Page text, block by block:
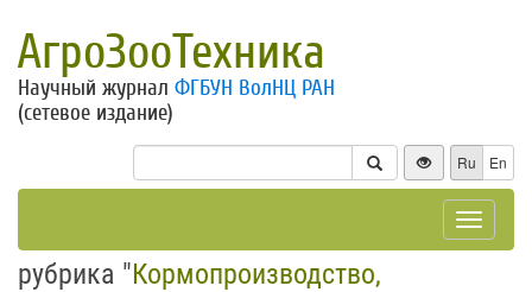
АгроЗооТехника
Научный журнал ФГБУН ВолНЦ РАН
(сетевое издание)
Ru En
Toggle
рубрика "Кормопроизводство,